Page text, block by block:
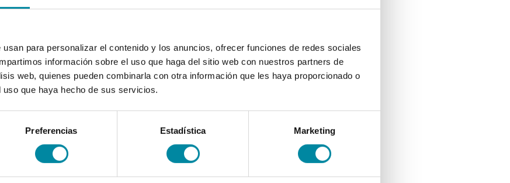
para personalizar el contenido y los anuncios, ofrecer funciones de redes sociales
información sobre el uso que haga del sitio web con nuestros partners de
web, quienes pueden combinarla con otra información que les haya proporcionado o
que haya hecho de sus servicios.
Preferencias Estadística Marketing